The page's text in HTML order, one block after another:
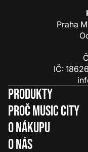
Praha
IČ:
Produkty
Proč Music City
O nákupu
O nás